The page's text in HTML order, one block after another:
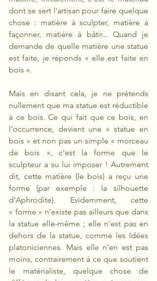
dont se sert l'artisan pour faire quelque
chose : matière à sculpter, matière à
façonner, matière à bâtir... Quand je
demande de quelle matière une statue
est faite, je réponds « elle est faite en
bois ».
Mais en disant cela, je ne prétends
nullement que ma statue est réductible
à ce bois. Ce qui fait que ce bois, en
l'occurrence, devient une « statue en
bois » et non pas un simple « morceau
de bois », c'est la forme que le
sculpteur a su lui imposer ! Autrement
dit, cette matière (le bois) a reçu une
forme (par exemple : la silhouette
d'Aphrodite). Evidemment, cette
« forme » n'existe pas ailleurs que dans
la statue elle-même ; elle n'est pas en
dehors de la statue, comme les Idées
platoniciennes. Mais elle n'en est pas
moins, contrairement à ce que soutient
le matérialiste, quelque chose de